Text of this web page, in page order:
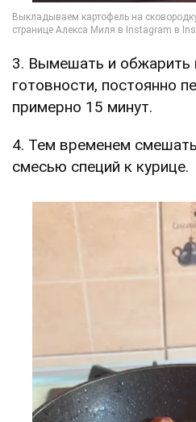
3. Вымешать и обжарить
готовности, постоянно
примерно 15 минут.
4. Тем временем
смесью специй к курице.